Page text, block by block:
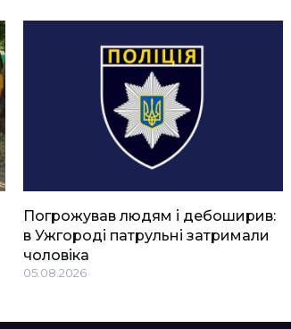
Погрожував людям і дебоширив:
в Ужгороді патрульні затримали
чоловіка
05.08.2026